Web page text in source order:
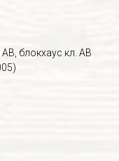
блокхаус кл. АВ